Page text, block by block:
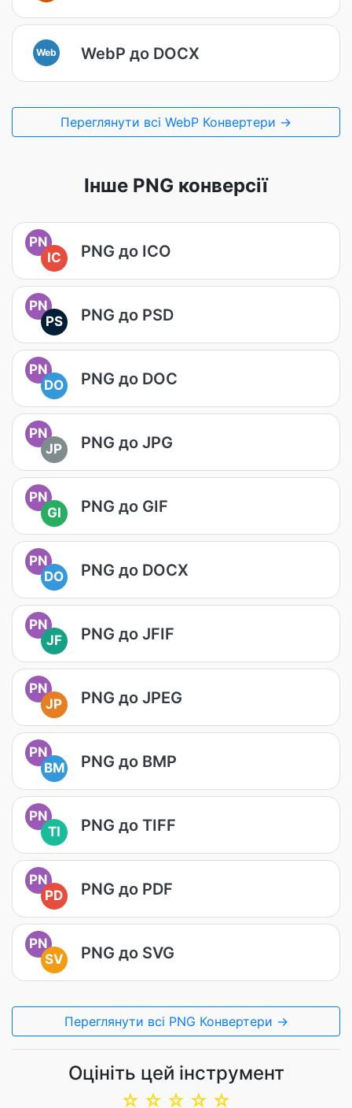
Web WebP до DOCX
Переглянути всі WebP Конвертери →
Інше PNG конверсії
PN
IC
PNG до ICO
PN
PS
PNG до PSD
PN
DO
PNG до DOC
PN
JP
PNG до JPG
PN
GI
PNG до GIF
PN
DO
PNG до DOCX
PN
JF
PNG до JFIF
PN
JP
PNG до JPEG
PN
BM
PNG до BMP
PN
TI
PNG до TIFF
PN
PD
PNG до PDF
PN
SV
PNG до SVG
Переглянути всі PNG Конвертери →
Оцініть цей інструмент
☆
☆
☆
☆
☆